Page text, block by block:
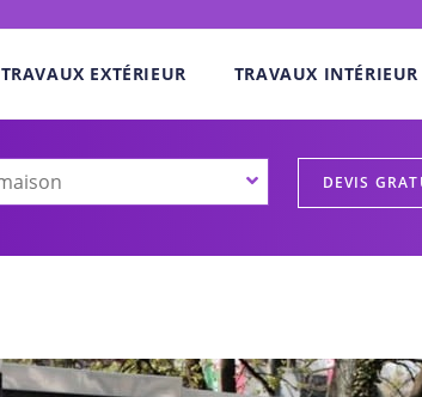
TRAVAUX EXTÉRIEUR TRAVAUX INTÉRIEUR